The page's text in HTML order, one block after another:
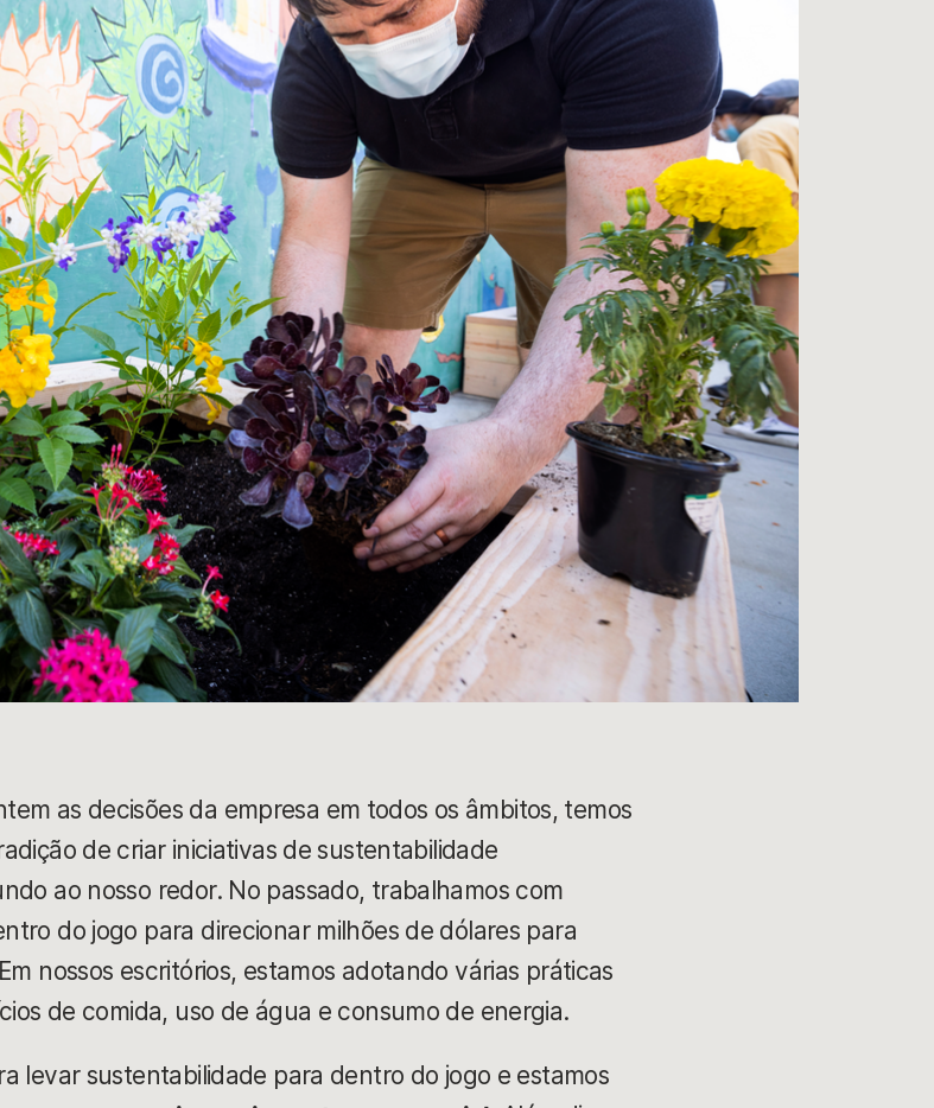
as decisões da empresa em todos os âmbitos, temos
de criar iniciativas de sustentabilidade
ao nosso redor. No passado, trabalhamos com
do jogo para direcionar milhões de dólares para
nossos escritórios, estamos adotando várias práticas
de comida, uso de água e consumo de energia.
levar sustentabilidade para dentro do jogo e estamos